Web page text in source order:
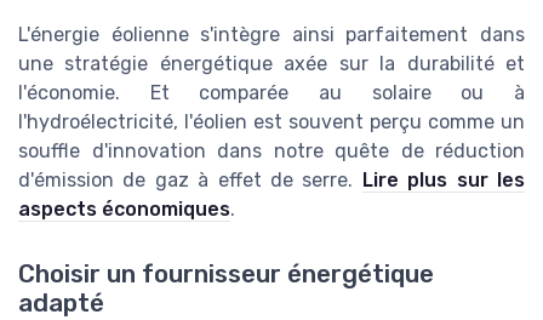
L'énergie éolienne s'intègre ainsi parfaitement dans
une stratégie énergétique axée sur la durabilité et
l'économie. Et comparée au solaire ou à
l'hydroélectricité, l'éolien est souvent perçu comme un
souffle d'innovation dans notre quête de réduction
d'émission de gaz à effet de serre. Lire plus sur les
aspects économiques.
Choisir un fournisseur énergétique
adapté